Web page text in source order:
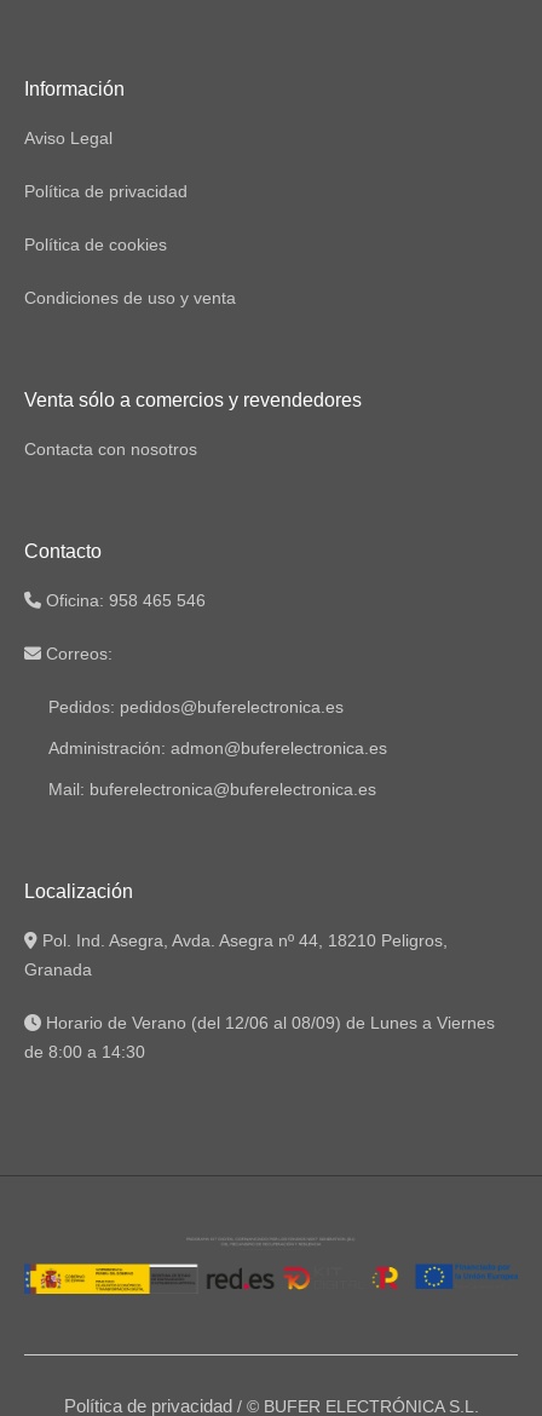
Información
Aviso Legal
Política de privacidad
Política de cookies
Condiciones de uso y venta
Venta sólo a comercios y revendedores
Contacta con nosotros
Contacto
Oficina: 958 465 546
Correos:
Pedidos: pedidos@buferelectronica.es
Administración: admon@buferelectronica.es
Mail: buferelectronica@buferelectronica.es
Localización
Pol. Ind. Asegra, Avda. Asegra nº 44, 18210 Peligros,
Granada
Horario de Verano (del 12/06 al 08/09) de Lunes a Viernes
de 8:00 a 14:30
Política de privacidad / © BUFER ELECTRÓNICA S.L.